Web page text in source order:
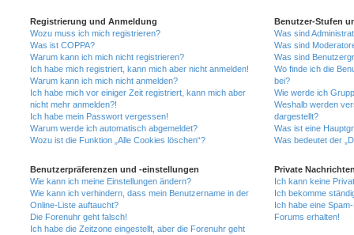
Registrierung und Anmeldung
Wozu muss ich mich registrieren?
Was ist COPPA?
Warum kann ich mich nicht registrieren?
Ich habe mich registriert, kann mich aber nicht anmelden!
Warum kann ich mich nicht anmelden?
Ich habe mich vor einiger Zeit registriert, kann mich aber
nicht mehr anmelden?!
Ich habe mein Passwort vergessen!
Warum werde ich automatisch abgemeldet?
Wozu ist die Funktion „Alle Cookies löschen“?
Benutzerpräferenzen und -einstellungen
Wie kann ich meine Einstellungen ändern?
Wie kann ich verhindern, dass mein Benutzername in der
Online-Liste auftaucht?
Die Forenuhr geht falsch!
Ich habe die Zeitzone eingestellt, aber die Forenuhr geht
Benutzer-Stufen
Was sind
Was sind
Was sind
Wo finde ich die
bei?
Wie werde ich
Weshalb werden
dargestellt?
Was ist eine
Was bedeutet der
Private
Ich kann keine
Ich bekomme
Ich habe eine
Forums erhalten!